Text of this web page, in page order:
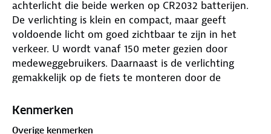
achterlicht die beide werken op CR2032 batterijen.
De verlichting is klein en compact, maar geeft
voldoende licht om goed zichtbaar te zijn in het
verkeer. U wordt vanaf 150 meter gezien door
medeweggebruikers. Daarnaast is de verlichting
gemakkelijk op de fiets te monteren door de
Beide lampjes hebben 3 verlichtingsstanden: Aan,
Kenmerken
Overige kenmerken